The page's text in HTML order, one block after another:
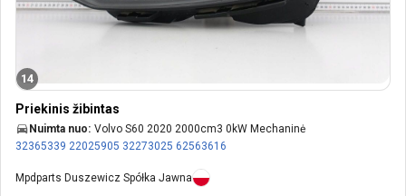
14
Priekinis žibintas
Nuimta nuo: Volvo S60 2020 2000cm3 0kW Mechaninė
32365339 22025905 32273025 62563616
Mpdparts Duszewicz Spółka Jawna